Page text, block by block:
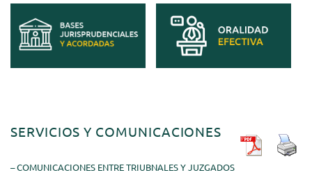
SERVICIOS Y COMUNICACIONES
– COMUNICACIONES ENTRE TRIUBNALES Y JUZGADOS